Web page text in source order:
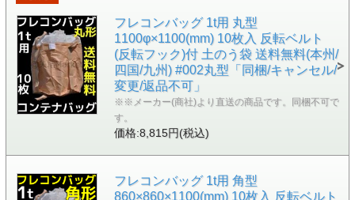
フレコンバッグ 1t用 丸型
1100φ×1100(mm) 10枚入 反転ベルト
(反転フック)付 土のう袋 送料無料(本州/
四国/九州) #002丸型「同梱/キャンセル/
変更/返品不可」
※※メーカー(商社)より直送の商品です。同梱不可で
す。
価格:8,815円(税込)
フレコンバッグ 1t用 角型
860×860×1100(mm) 10枚入 反転ベルト